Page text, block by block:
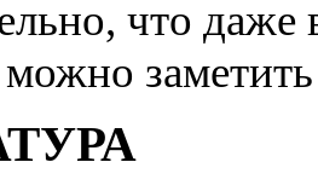
что даже
можно